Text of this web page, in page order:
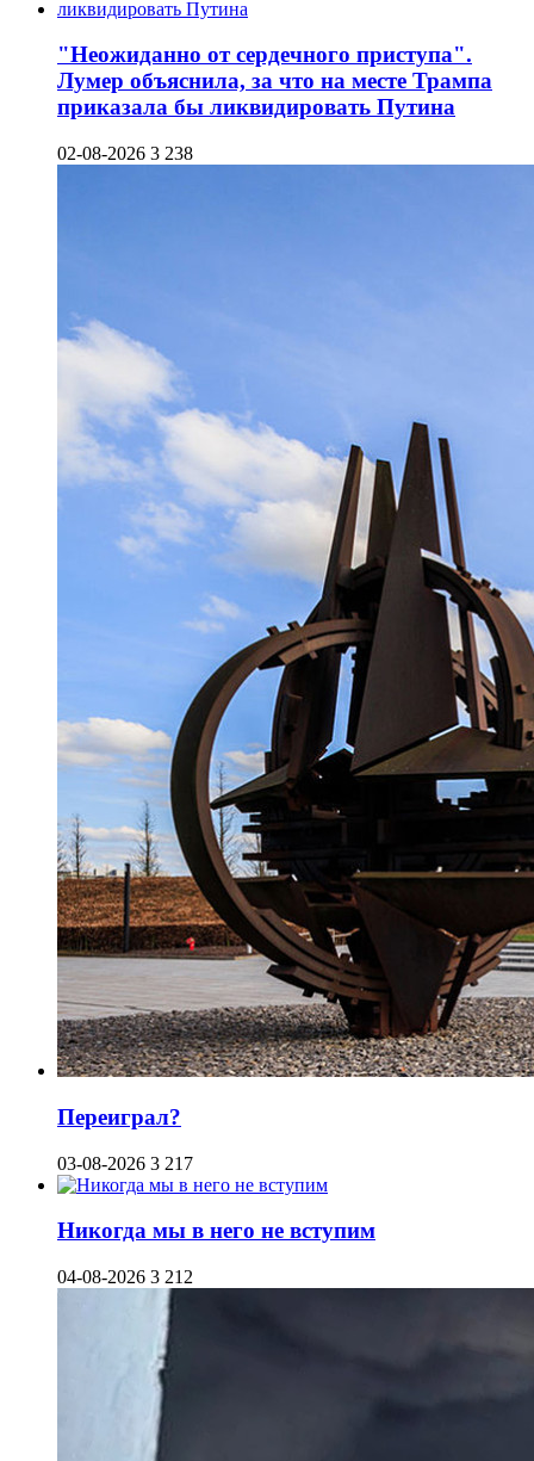
"Неожиданно от сердечного приступа".
Лумер объяснила, за что на месте Трампа
приказала бы ликвидировать Путина
02-08-2026 3 238
Переиграл?
03-08-2026 3 217
Никогда мы в него не вступим
04-08-2026 3 212